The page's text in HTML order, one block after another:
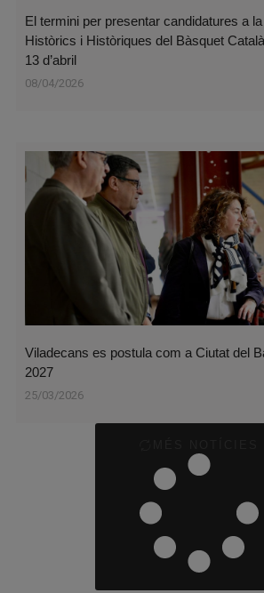
El termini per presentar candidatures a
Històrics i Històriques del Bàsquet
13 d’abril
08/04/2026
Viladecans es postula com a Ciutat del
2027
25/03/2026